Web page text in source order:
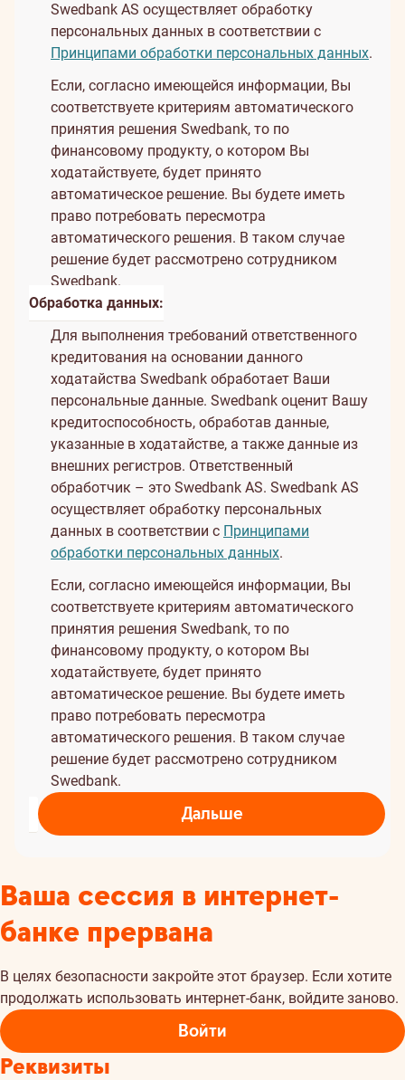
Swedbank AS осуществляет обработку
персональных данных в соответствии с
Принципами обработки персональных данных.
Если, согласно имеющейся информации, Вы
соответствуете критериям автоматического
принятия решения Swedbank, то по
финансовому продукту, о котором Вы
ходатайствуете, будет принято
автоматическое решение. Вы будете иметь
право потребовать пересмотра
автоматического решения. В таком случае
решение будет рассмотрено сотрудником
Swedbank.
Обработка данных:
Для выполнения требований ответственного
кредитования на основании данного
ходатайства Swedbank обработает Ваши
персональные данные. Swedbank оценит Вашу
кредитоспособность, обработав данные,
указанные в ходатайстве, а также данные из
внешних регистров. Ответственный
обработчик – это Swedbank AS. Swedbank AS
осуществляет обработку персональных
данных в соответствии с Принципами
обработки персональных данных.
Если, согласно имеющейся информации, Вы
соответствуете критериям автоматического
принятия решения Swedbank, то по
финансовому продукту, о котором Вы
ходатайствуете, будет принято
автоматическое решение. Вы будете иметь
право потребовать пересмотра
автоматического решения. В таком случае
решение будет рассмотрено сотрудником
Swedbank.
Дальше
Ваша сессия в интернет-
банке прервана
В целях безопасности закройте этот браузер. Если хотите
продолжать использовать интернет-банк, войдите заново.
Войти
Реквизиты